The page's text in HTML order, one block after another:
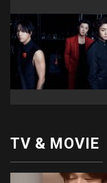
TV & MOVIE